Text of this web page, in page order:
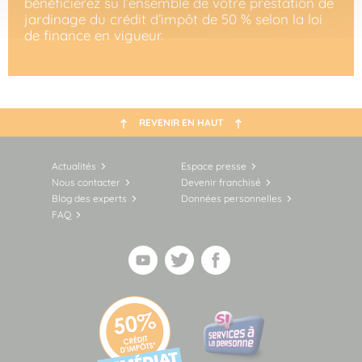
jardinage du crédit d’impôt de 50 % selon la loi
de finance en vigueur.
REVENIR EN HAUT
Actualités
Espace presse
Nous contacter
Devenir franchisé
Blog des experts
Données personnelles
FAQ